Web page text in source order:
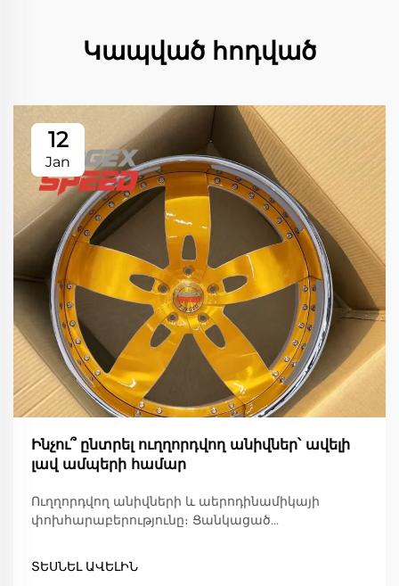
Կապված հոդված
12
Jan
Ինչու՞ ընտրել ուղղորդվող անիվներ՝ ավելի
լավ ամպերի համար
Ուղղորդվող անիվների և աերոդինամիկայի
փոխհարաբերությունը։ Ցանկացած
ունեն իրենց առաջարկած կատարողականության
և արդյունավետության շնորհիվ: Ուղղորդվող
ՏԵՍՆԵԼ ԱՎԵԼԻՆ